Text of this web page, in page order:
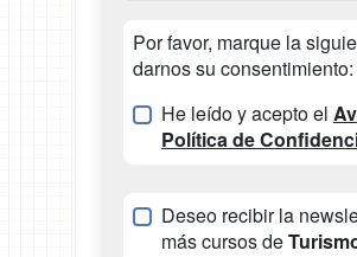
Por favor, marque la
darnos su consentimiento:
He leído y acepto el
Política de
Deseo recibir la
más cursos de